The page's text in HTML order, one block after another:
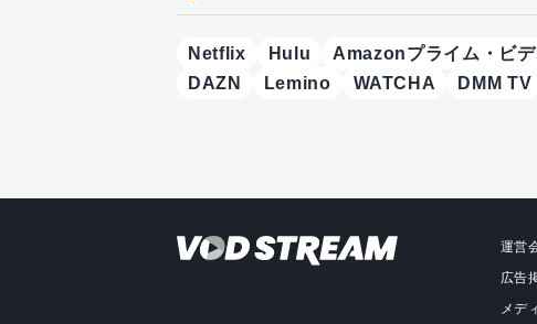
Netflix Hulu Amazonプライム・ビデ
DAZN
Lemino WATCHA DMM TV
運営
広告
メデ